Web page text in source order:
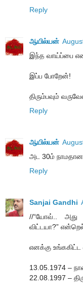
Reply
ஆயில்யன்
இந்த வாய்ப்பை
இப்ப போறேன்!
திரும்பவும்
Reply
ஆயில்யன்
அட 30ம்
Reply
Sanjai Gandhi
//“யோவ்.. அது
விட்டயா?”
எனக்கு
13.05.1974 –
22.08.1997 –